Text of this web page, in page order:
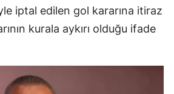
iptal edilen gol kararına itiraz
kurala aykırı olduğu ifade